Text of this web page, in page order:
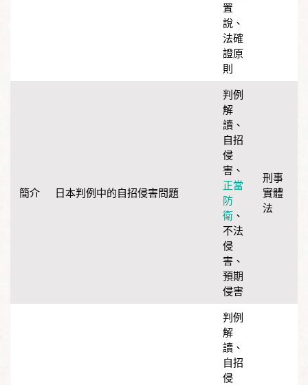
置
說 、
法確
證原
則
日本判例中的自招侵害問題
判例
解
讀 、
自招
侵
害 、
正當
防
衛 、
不法
侵
害 、
預期
侵害
刑事
實體
法
判例
解
讀 、
自招
侵